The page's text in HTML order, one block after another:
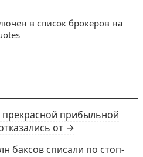
в список брокеров на
прибыльной
от →
баксов списали по стоп-